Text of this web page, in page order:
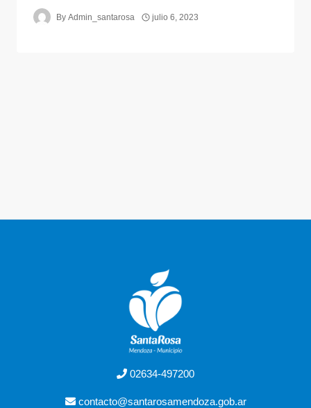
By Admin_santarosa julio 6, 2023
02634-497200
contacto@santarosamendoza.gob.ar